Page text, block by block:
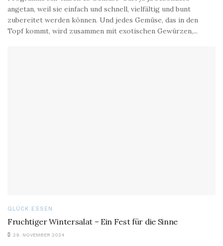
angetan, weil sie einfach und schnell, vielfältig und bunt
zubereitet werden können. Und jedes Gemüse, das in den
Topf kommt, wird zusammen mit exotischen Gewürzen,...
GLÜCK ESSEN
Fruchtiger Wintersalat – Ein Fest für die Sinne
29. NOVEMBER 2024